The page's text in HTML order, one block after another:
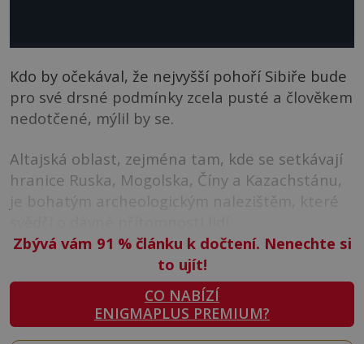
Kdo by očekával, že nejvyšší pohoří Sibiře bude
pro své drsné podmínky zcela pusté a člověkem
nedotčené, mýlil by se.
Altajská oblast, zejména tam, kde se setkávají
hranice Ruska, Mogolska, Číny a Kazachstánu,
je bohatým archeologickým nalezištěm, které
Zbývá vám 91 %článku k dočtení. Nenechte si
to ujít!
CO NABÍZÍ
ENIGMAPLUS PREMIUM?